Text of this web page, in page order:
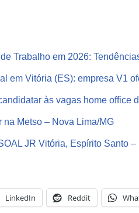
Trabalho em 2026:
em Vitória (ES): empresa V1
às vagas home office
Metso – Nova Lima/MG
JR Vitória, Espírito Santo
LinkedIn Reddit